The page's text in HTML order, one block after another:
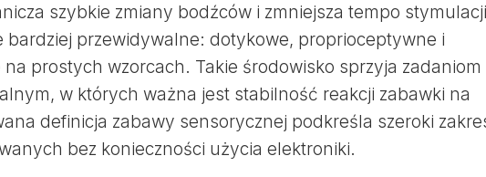
szybkie zmiany bodźców i zmniejsza tempo
bardziej przewidywalne: dotykowe, proprioceptywne i
prostych wzorcach. Takie środowisko sprzyja zadaniom
w których ważna jest stabilność reakcji zabawki na
definicja zabawy sensorycznej podkreśla szeroki
bez konieczności użycia elektroniki.